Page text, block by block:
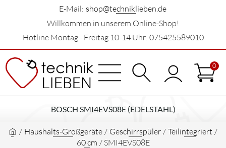
E-Mail: shop@techniklieben.de
Willkommen in unserem Online-Shop!
Hotline Montag - Freitag 10-14 Uhr: 075425589010
0
BOSCH SMI4EVS08E (EDELSTAHL)
/ Haushalts-Großgeräte / Geschirrspüler / Teilintegriert /
60 cm / SMI4EVS08E